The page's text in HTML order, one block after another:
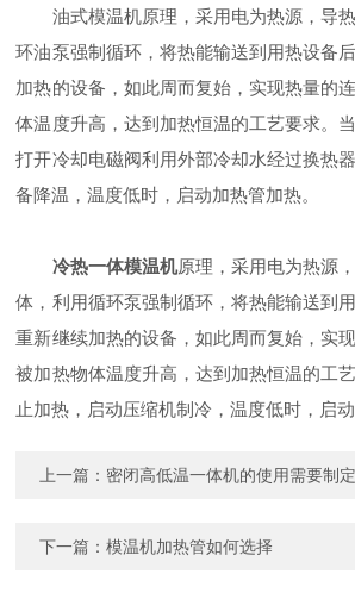
油式模温机原理，采用电为热源，导热
环油泵强制循环，将热能输送到用热设备
加热的设备，如此周而复始，实现热量的
体温度升高，达到加热恒温的工艺要求。
打开冷却电磁阀利用外部冷却水经过换热
备降温，温度低时，启动加热管加热。
冷热一体模温机原理，采用电为热源
体，利用循环泵强制循环，将热能输送到
重新继续加热的设备，如此周而复始，实
被加热物体温度升高，达到加热恒温的工
止加热，启动压缩机制冷，温度低时，启动
上一篇： 密闭高低温一体机的使用需要制
下一篇：模温机加热管如何选择